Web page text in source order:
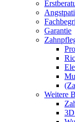
Garantie
Weitere